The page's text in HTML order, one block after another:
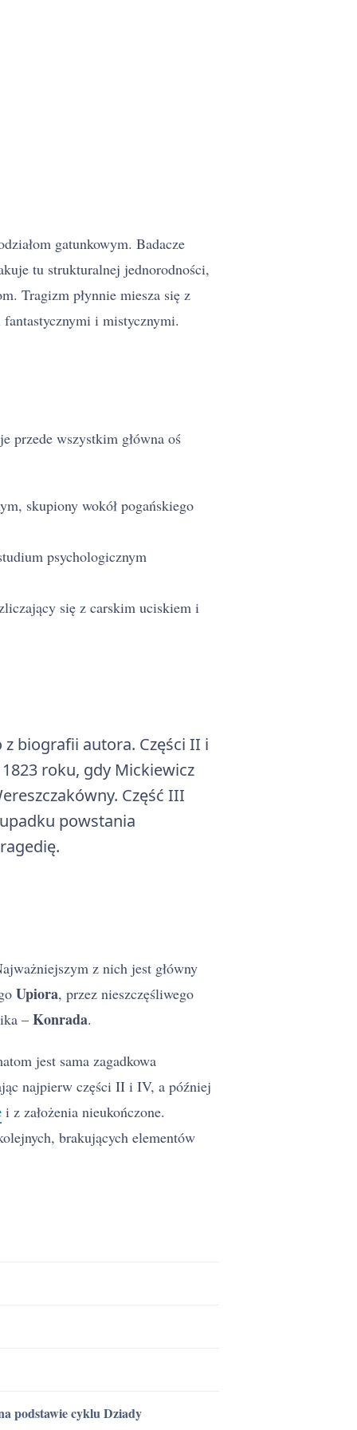
gatunkowym. Badacze
tu strukturalnej jednorodności,
Tragizm płynnie miesza się z
i mistycznymi.
przede wszystkim główna oś
skupiony wokół pogańskiego
psychologicznym
się z carskim uciskiem i
biografii autora. Części II i
roku, gdy Mickiewicz
Część III
powstania
z nich jest główny
Upiora, przez nieszczęśliwego
– Konrada.
jest sama zagadkowa
najpierw części II i IV, a później
i z założenia nieukończone.
brakujących elementów
podstawie cyklu Dziady